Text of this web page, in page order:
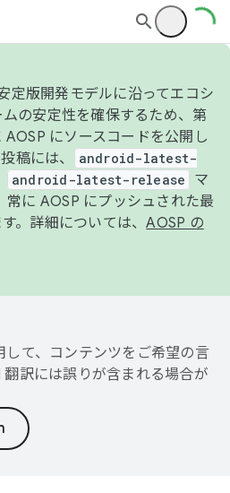
定版開発モデルに沿ってエコシ
の安定性を確保するため、第
にソースコードを公開し
稿には、
android-latest-
android-latest-release
マ
に AOSP にプッシュされた最
。詳細については、AOSP の
て、コンテンツをご希望の言
訳には誤りが含まれる場合が